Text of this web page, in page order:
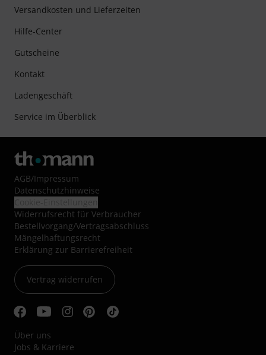
Versandkosten und Lieferzeiten
Hilfe-Center
Gutscheine
Kontakt
Ladengeschäft
Service im Überblick
AGB/Impressum
Datenschutzhinweise
Widerrufsrecht für Verbraucher
Bestellvorgang/Vertragsabschluss
Mängelhaftungsrecht
Erklärung zur Barrierefreiheit
Vertrag widerrufen
Über uns
Jobs & Karriere